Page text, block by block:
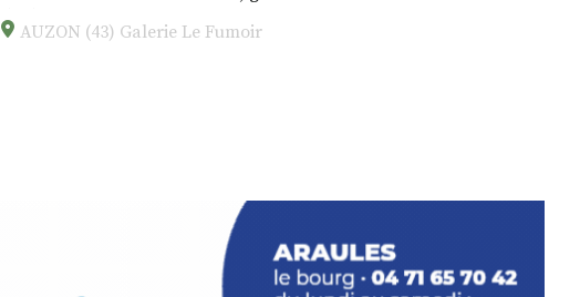
drôles, parfois fumeuses. Des oeuvres
éclectiques font. liens avec les histoires un peu
Programmée en off du festival d’Auzon, cette
expo-installation temporaire vous livre une
raison de plus d’aller faire un tour dans la cité
médiévale du Brivadois cet été.
AUZON (43) Galerie Le Fumoir